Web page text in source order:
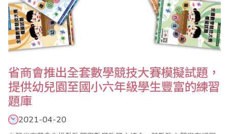
省商會推出全套數學競技大賽模擬試題，
提供幼兒園至國小六年級學生豐富的練習
題庫
2021-04-20